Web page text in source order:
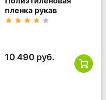
пленка рукав
10 490 руб.